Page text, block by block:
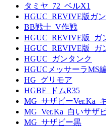
タミヤ_72_ベルX1
HGUC_REVIVE版ガ
BB戦士_V作戦
HGUC_REVIVE版_ガ
HGUC_REVIVE版_ガ
HGUC_ガンタンク
HGUCメッサーラMS
HG_グリモア
HGBF_ドムR35
MG_サザビーVer.Ka_
MG_Ver.Ka_白いサザ
MG_サザビー黒